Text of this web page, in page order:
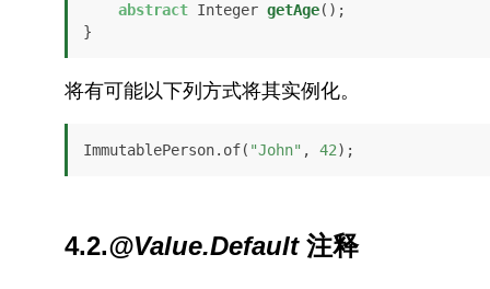
abstract Integer getAge() ;
}
将有可能以下列方式将其实例化。
ImmutablePerson.of( "John" , 42);
4.2.@Value.Default注释